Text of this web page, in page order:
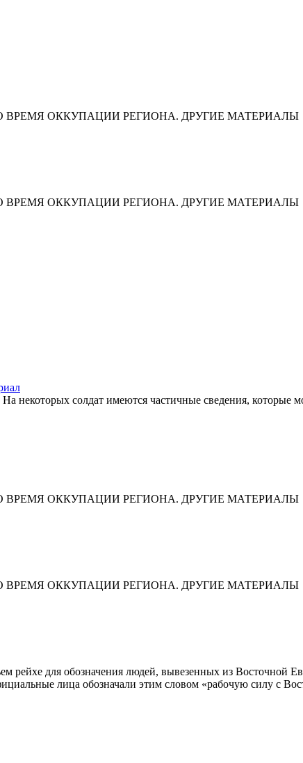
ОККУПАЦИИ РЕГИОНА. ДРУГИЕ МАТЕРИАЛЫ
ОККУПАЦИИ РЕГИОНА. ДРУГИЕ МАТЕРИАЛЫ
солдат имеются частичные сведения, которые
ОККУПАЦИИ РЕГИОНА. ДРУГИЕ МАТЕРИАЛЫ
ОККУПАЦИИ РЕГИОНА. ДРУГИЕ МАТЕРИАЛЫ
рейхе для обозначения людей, вывезенных из Восточной
лица обозначали этим словом «рабочую силу с